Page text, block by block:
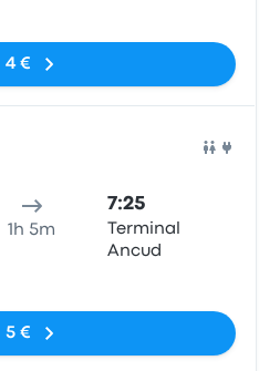
4 €
1h 5m
7:25
Terminal
Ancud
5 €